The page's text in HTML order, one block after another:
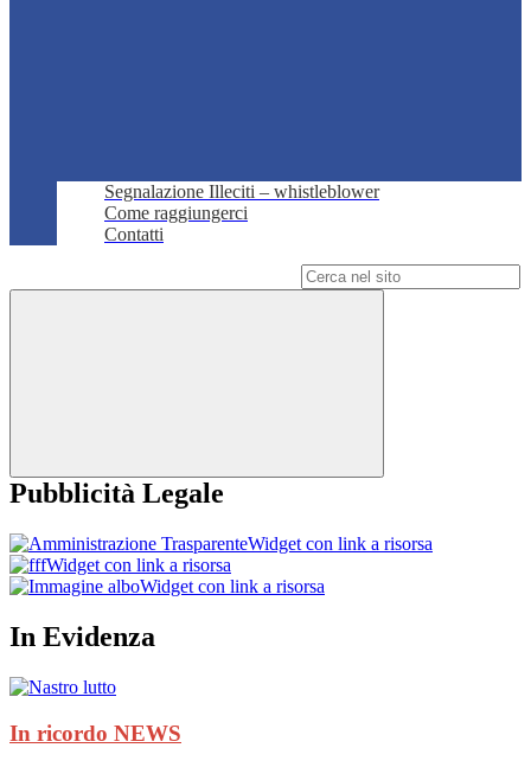
Segnalazione Illeciti – whistleblower
Come raggiungerci
Contatti
Pubblicità Legale
Widget con link a risorsa
Widget con link a risorsa
Widget con link a risorsa
In Evidenza
In ricordo NEWS